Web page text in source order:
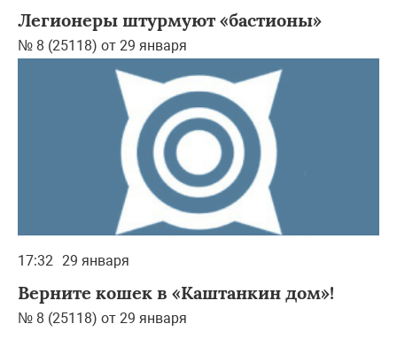
Легионеры штурмуют «бастионы»
№ 8 (25118) от 29 января
17:32 29 января
Верните кошек в «Каштанкин дом»!
№ 8 (25118) от 29 января